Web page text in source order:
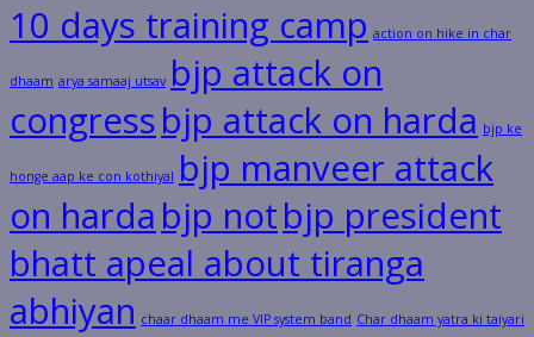
10 days training camp action on hike in char
dhaam arya samaaj utsav bjp attack on
congressbjp attack on harda bjp ke
honge aap ke con kothiyal bjp manveer attack
on harda bjp notbjp president
bhatt apeal about tiranga
abhiyan chaar dhaam me VIP system band Char dhaam yatra ki taiyari